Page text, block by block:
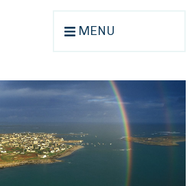
MENU